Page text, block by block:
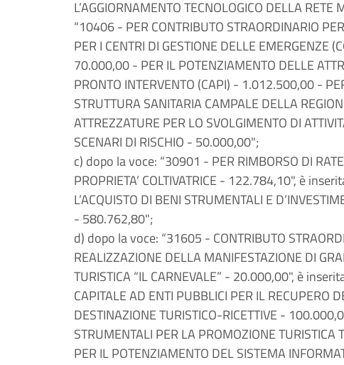
L’AGGIORNAMENTO TECNOLOGICO DELLA
“10406 - PER CONTRIBUTO STRAORDINARIO
PER I CENTRI DI GESTIONE DELLE EMERGENZE
70.000,00 - PER IL POTENZIAMENTO DELLE
PRONTO INTERVENTO (CAPI) - 1.012.500,00 -
STRUTTURA SANITARIA CAMPALE DELLA
ATTREZZATURE PER LO SVOLGIMENTO DI
SCENARI DI RISCHIO - 50.000,00";
c) dopo la voce: “30901 - PER RIMBORSO DI
PROPRIETA’ COLTIVATRICE - 122.784,10", è
L’ACQUISTO DI BENI STRUMENTALI E
- 580.762,80";
d) dopo la voce: “31605 - CONTRIBUTO
REALIZZAZIONE DELLA MANIFESTAZIONE DI
TURISTICA “IL CARNEVALE” - 20.000,00", è
CAPITALE AD ENTI PUBBLICI PER IL RECUPERO
DESTINAZIONE TURISTICO-RICETTIVE -
STRUMENTALI PER LA PROMOZIONE TURISTICA
PER IL POTENZIAMENTO DEL SISTEMA